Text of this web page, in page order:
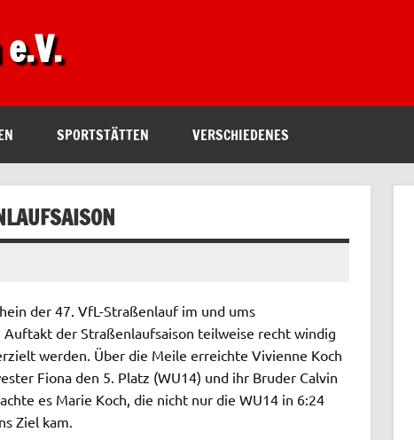
SPORTSTÄTTEN VERSCHIEDENES
der 47. VfL-Straßenlauf im und ums
der Straßenlaufsaison teilweise recht windig
werden. Über die Meile erreichte Vivienne Koch
Fiona den 5. Platz (WU14) und ihr Bruder Calvin
es Marie Koch, die nicht nur die WU14 in 6:24
Ziel kam.